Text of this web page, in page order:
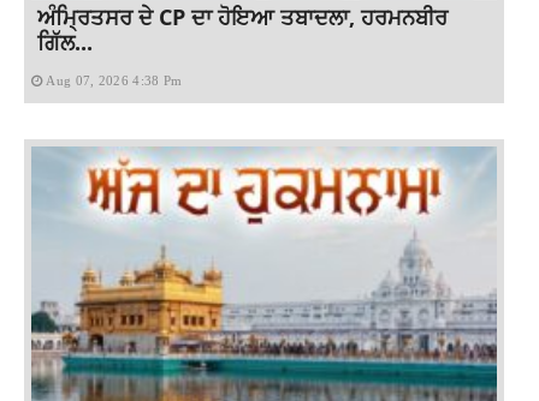
ਅੰਮ੍ਰਿਤਸਰ ਦੇ CP ਦਾ ਹੋਇਆ ਤਬਾਦਲਾ, ਹਰਮਨਬੀਰ
ਗਿੱਲ...
Aug 07, 2026 4:38 Pm